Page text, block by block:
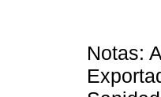
Notas: